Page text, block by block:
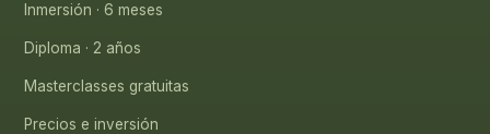
Inmersión · 6 meses
Diploma · 2 años
Masterclasses gratuitas
Precios e inversión